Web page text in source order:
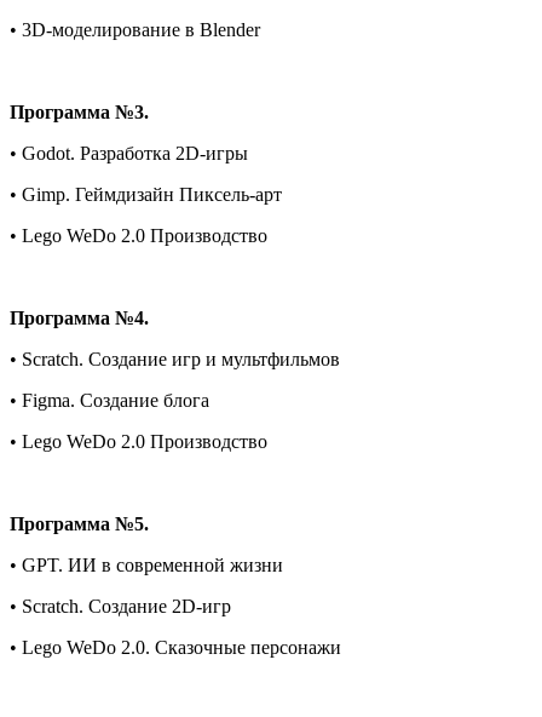
• 3D-моделирование в Blender
Программа №3.
• Godot. Разработка 2D-игры
• Gimp. Геймдизайн Пиксель-арт
• Lego WeDo 2.0 Производство
Программа №4.
• Scratch. Создание игр и мультфильмов
• Figma. Создание блога
• Lego WeDo 2.0 Производство
Программа №5.
• GPT. ИИ в современной жизни
• Scratch. Создание 2D-игр
• Lego WeDo 2.0. Сказочные персонажи